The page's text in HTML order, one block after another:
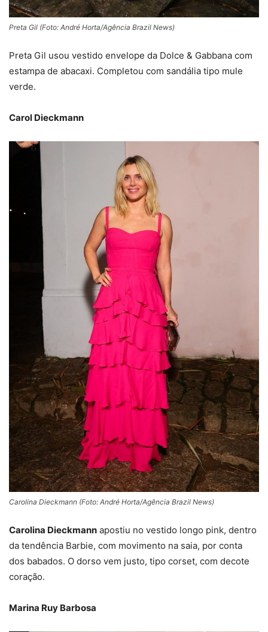
Preta Gil (Foto: André Horta/Agência Brazil News)
Preta Gil usou vestido envelope da Dolce & Gabbana com
estampa de abacaxi. Completou com sandália tipo mule
verde.
Carol Dieckmann
Carolina Dieckmann (Foto: André Horta/Agência Brazil News)
Carolina Dieckmann apostiu no vestido longo pink, dentro
da tendência Barbie, com movimento na saia, por conta
dos babados. O dorso vem justo, tipo corset, com decote
coração.
Marina Ruy Barbosa